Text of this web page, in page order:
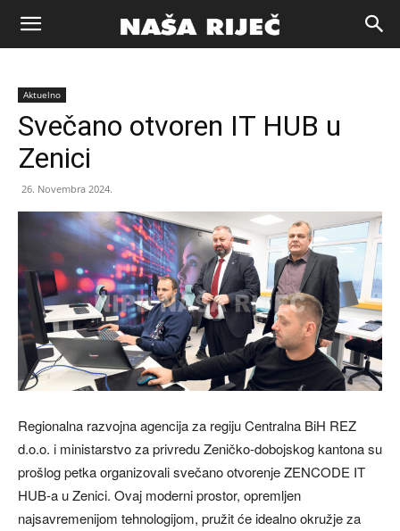
Naša
riječ
Aktuelno
Svečano otvoren IT HUB u
Zenici
26. Novembra 2024.
Regionalna razvojna agencija za regiju Centralna BiH REZ
d.o.o. i ministarstvo za privredu Zeničko-dobojskog kantona su
prošlog petka organizovali svečano otvorenje ZENCODE IT
HUB-a u Zenici. Ovaj moderni prostor, opremljen
najsavremenijom tehnologijom, pružit će idealno okružje za